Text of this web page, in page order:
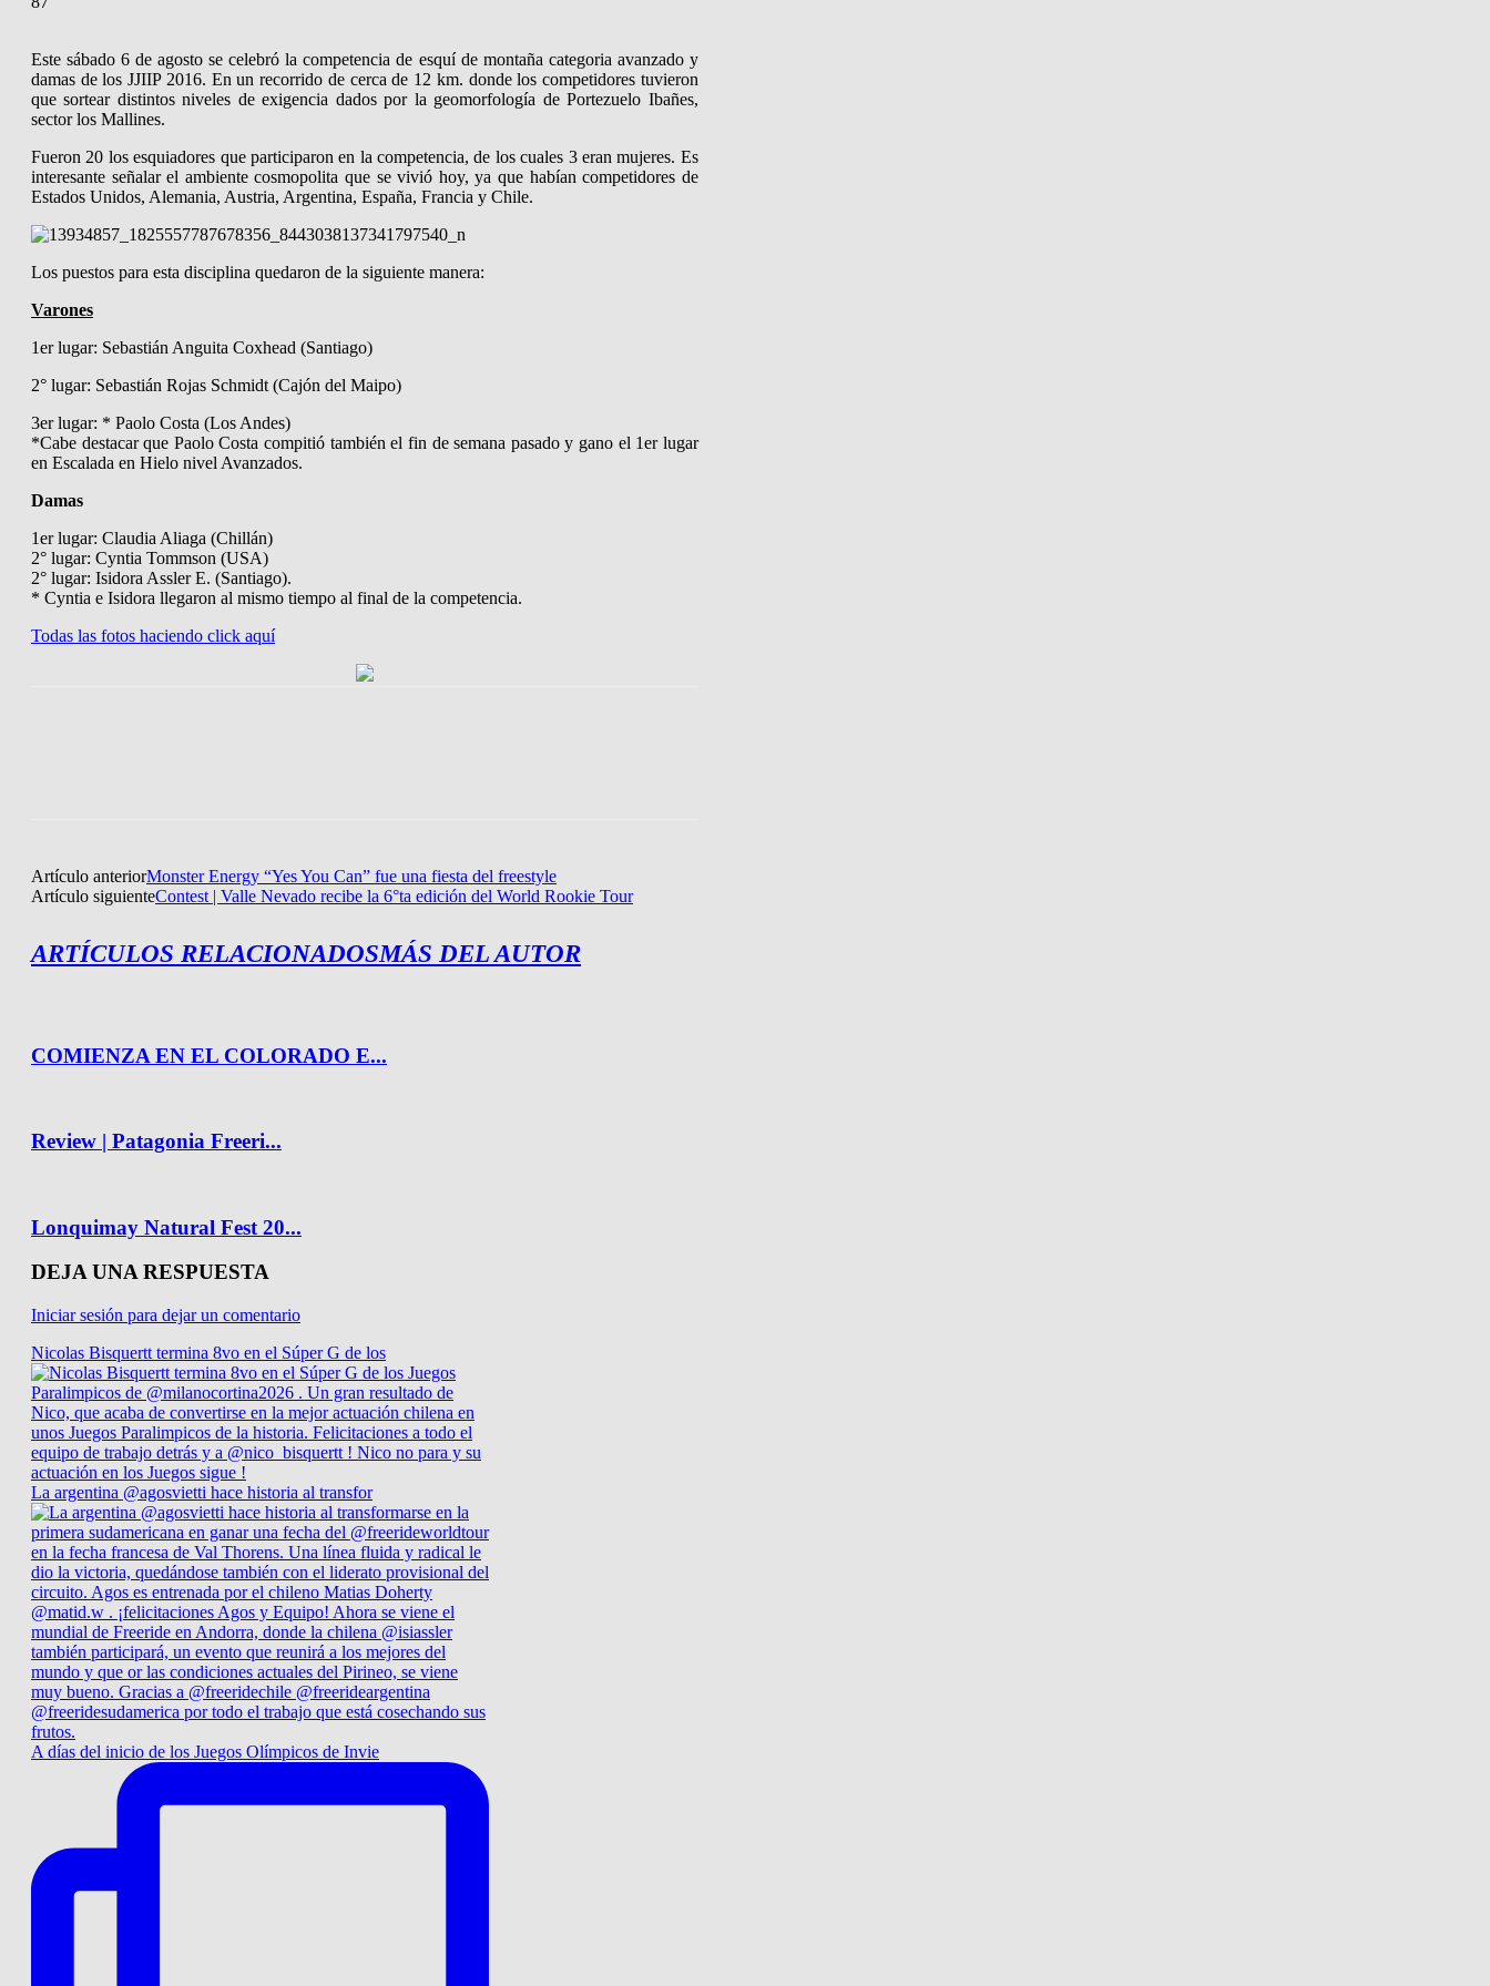
Este sábado 6 de agosto se celebró la competencia de esquí de montaña categoria avanzado y
damas de los JJIIP 2016. En un recorrido de cerca de 12 km. donde los competidores tuvieron
que sortear distintos niveles de exigencia dados por la geomorfología de Portezuelo Ibañes,
sector los Mallines.
Fueron 20 los esquiadores que participaron en la competencia, de los cuales 3 eran mujeres. Es
interesante señalar el ambiente cosmopolita que se vivió hoy, ya que habían competidores de
Estados Unidos, Alemania, Austria, Argentina, España, Francia y Chile.
Los puestos para esta disciplina quedaron de la siguiente manera:
Varones
1er lugar: Sebastián Anguita Coxhead (Santiago)
2° lugar: Sebastián Rojas Schmidt (Cajón del Maipo)
3er lugar: * Paolo Costa (Los Andes)
*Cabe destacar que Paolo Costa compitió también el fin de semana pasado y gano el 1er lugar
en Escalada en Hielo nivel Avanzados.
Damas
1er lugar: Claudia Aliaga (Chillán)
2° lugar: Cyntia Tommson (USA)
2° lugar: Isidora Assler E. (Santiago).
* Cyntia e Isidora llegaron al mismo tiempo al final de la competencia.
Todas las fotos haciendo click aquí
Artículo anteriorMonster Energy “Yes You Can” fue una fiesta del freestyle
Artículo siguienteContest | Valle Nevado recibe la 6°ta edición del World Rookie Tour
ARTÍCULOS RELACIONADOSMÁS DEL AUTOR
COMIENZA EN EL COLORADO E...
Review | Patagonia Freeri...
Lonquimay Natural Fest 20...
DEJA UNA RESPUESTA
Iniciar sesión para dejar un comentario
Nicolas Bisquertt termina 8vo en el Súper G de los
La argentina @agosvietti hace historia al transfor
A días del inicio de los Juegos Olímpicos de Invie